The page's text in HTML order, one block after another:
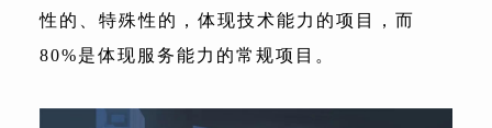
性的、特殊性的，体现技术能力的项目，而
80%是体现服务能力的常规项目。